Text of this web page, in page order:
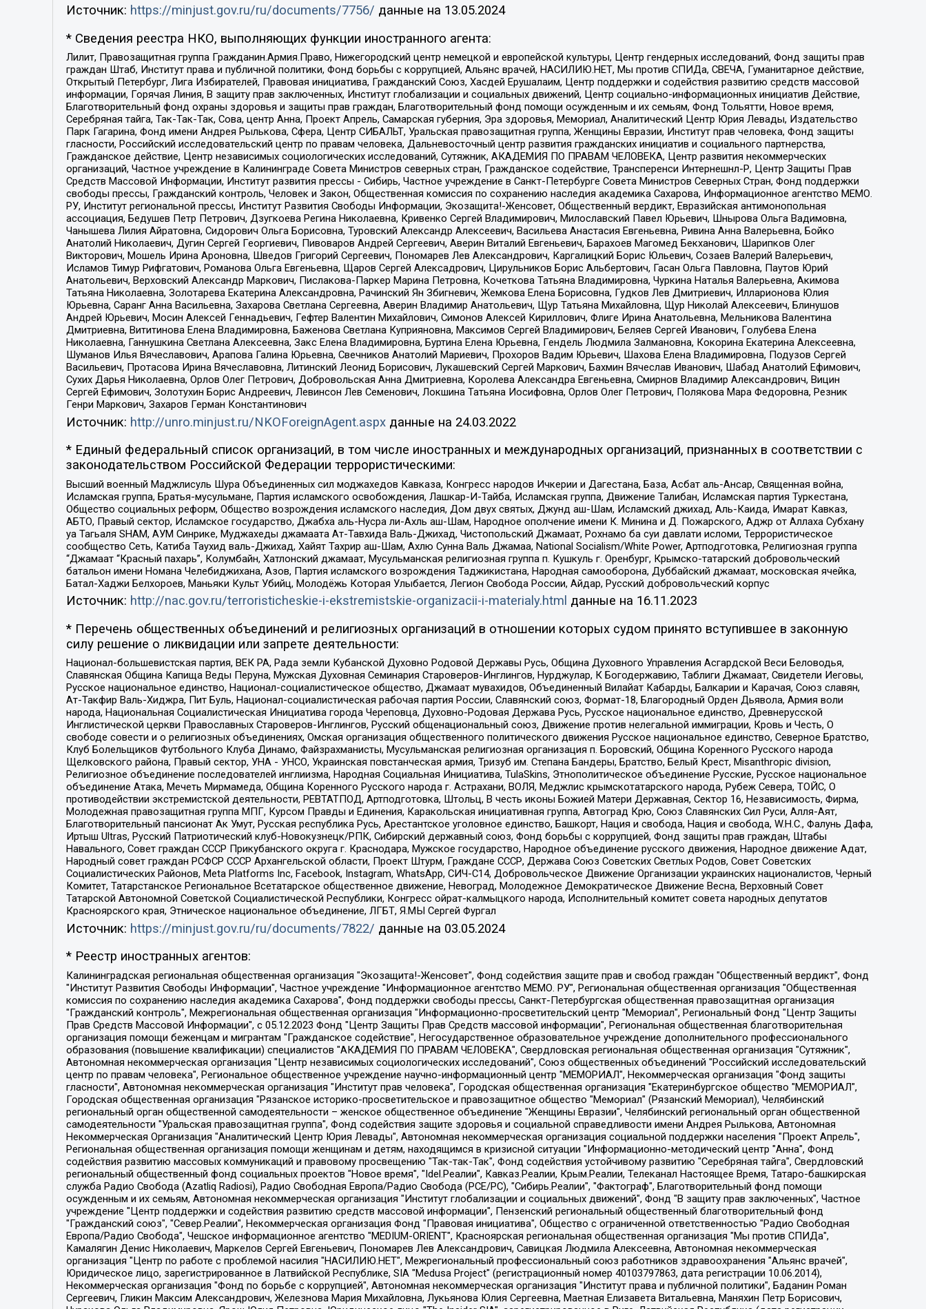
Источник: https://minjust.gov.ru/ru/documents/7756/ данные на 13.05.2024
* Сведения реестра НКО, выполняющих функции иностранного агента:
Лилит, Правозащитная группа Гражданин.Армия.Право, Нижегородский центр немецкой и европейской культуры, Центр гендерных исследований, Фонд защиты прав
граждан Штаб, Институт права и публичной политики, Фонд борьбы с коррупцией, Альянс врачей, НАСИЛИЮ.НЕТ, Мы против СПИДа, СВЕЧА, Гуманитарное действие,
Открытый Петербург, Лига Избирателей, Правовая инициатива, Гражданский Союз, Хасдей Ерушалаим, Центр поддержки и содействия развитию средств массовой
информации, Горячая Линия, В защиту прав заключенных, Институт глобализации и социальных движений, Центр социально-информационных инициатив Действие,
Благотворительный фонд охраны здоровья и защиты прав граждан, Благотворительный фонд помощи осужденным и их семьям, Фонд Тольятти, Новое время,
Серебряная тайга, Так-Так-Так, Сова, центр Анна, Проект Апрель, Самарская губерния, Эра здоровья, Мемориал, Аналитический Центр Юрия Левады, Издательство
Парк Гагарина, Фонд имени Андрея Рылькова, Сфера, Центр СИБАЛЬТ, Уральская правозащитная группа, Женщины Евразии, Институт прав человека, Фонд защиты
гласности, Российский исследовательский центр по правам человека, Дальневосточный центр развития гражданских инициатив и социального партнерства,
Гражданское действие, Центр независимых социологических исследований, Сутяжник, АКАДЕМИЯ ПО ПРАВАМ ЧЕЛОВЕКА, Центр развития некоммерческих
организаций, Частное учреждение в Калининграде Совета Министров северных стран, Гражданское содействие, Трансперенси Интернешнл-Р, Центр Защиты Прав
Средств Массовой Информации, Институт развития прессы - Сибирь, Частное учреждение в Санкт-Петербурге Совета Министров Северных Стран, Фонд поддержки
свободы прессы, Гражданский контроль, Человек и Закон, Общественная комиссия по сохранению наследия академика Сахарова, Информационное агентство МЕМО.
РУ, Институт региональной прессы, Институт Развития Свободы Информации, Экозащита!-Женсовет, Общественный вердикт, Евразийская антимонопольная
ассоциация, Бедушев Петр Петрович, Дзугкоева Регина Николаевна, Кривенко Сергей Владимирович, Милославский Павел Юрьевич, Шнырова Ольга Вадимовна,
Чанышева Лилия Айратовна, Сидорович Ольга Борисовна, Туровский Александр Алексеевич, Васильева Анастасия Евгеньевна, Ривина Анна Валерьевна, Бойко
Анатолий Николаевич, Дугин Сергей Георгиевич, Пивоваров Андрей Сергеевич, Аверин Виталий Евгеньевич, Барахоев Магомед Бекханович, Шарипков Олег
Викторович, Мошель Ирина Ароновна, Шведов Григорий Сергеевич, Пономарев Лев Александрович, Каргалицкий Борис Юльевич, Созаев Валерий Валерьевич,
Исламов Тимур Рифгатович, Романова Ольга Евгеньевна, Щаров Сергей Алексадрович, Цирульников Борис Альбертович, Гасан Ольга Павловна, Паутов Юрий
Анатольевич, Верховский Александр Маркович, Пислакова-Паркер Марина Петровна, Кочеткова Татьяна Владимировна, Чуркина Наталья Валерьевна, Акимова
Татьяна Николаевна, Золотарева Екатерина Александровна, Рачинский Ян Збигневич, Жемкова Елена Борисовна, Гудков Лев Дмитриевич, Илларионова Юлия
Юрьевна, Саранг Анна Васильевна, Захарова Светлана Сергеевна, Аверин Владимир Анатольевич, Щур Татьяна Михайловна, Щур Николай Алексеевич, Блинушов
Андрей Юрьевич, Мосин Алексей Геннадьевич, Гефтер Валентин Михайлович, Симонов Алексей Кириллович, Флиге Ирина Анатольевна, Мельникова Валентина
Дмитриевна, Вититинова Елена Владимировна, Баженова Светлана Куприяновна, Максимов Сергей Владимирович, Беляев Сергей Иванович, Голубева Елена
Николаевна, Ганнушкина Светлана Алексеевна, Закс Елена Владимировна, Буртина Елена Юрьевна, Гендель Людмила Залмановна, Кокорина Екатерина Алексеевна,
Шуманов Илья Вячеславович, Арапова Галина Юрьевна, Свечников Анатолий Мариевич, Прохоров Вадим Юрьевич, Шахова Елена Владимировна, Подузов Сергей
Васильевич, Протасова Ирина Вячеславовна, Литинский Леонид Борисович, Лукашевский Сергей Маркович, Бахмин Вячеслав Иванович, Шабад Анатолий Ефимович,
Сухих Дарья Николаевна, Орлов Олег Петрович, Добровольская Анна Дмитриевна, Королева Александра Евгеньевна, Смирнов Владимир Александрович, Вицин
Сергей Ефимович, Золотухин Борис Андреевич, Левинсон Лев Семенович, Локшина Татьяна Иосифовна, Орлов Олег Петрович, Полякова Мара Федоровна, Резник
Генри Маркович, Захаров Герман Константинович
Источник: http://unro.minjust.ru/NKOForeignAgent.aspxданные на 24.03.2022
* Единый федеральный список организаций, в том числе иностранных и международных организаций, признанных в соответствии с
законодательством Российской Федерации террористическими:
Высший военный Маджлисуль Шура Объединенных сил моджахедов Кавказа, Конгресс народов Ичкерии и Дагестана, База, Асбат аль-Ансар, Священная война,
Исламская группа, Братья-мусульмане, Партия исламского освобождения, Лашкар-И-Тайба, Исламская группа, Движение Талибан, Исламская партия Туркестана,
Общество социальных реформ, Общество возрождения исламского наследия, Дом двух святых, Джунд аш-Шам, Исламский джихад, Аль-Каида, Имарат Кавказ,
АБТО, Правый сектор, Исламское государство, Джабха аль-Нусра ли-Ахль аш-Шам, Народное ополчение имени К. Минина и Д. Пожарского, Аджр от Аллаха Субхану
уа Тагьаля SHAM, АУМ Синрике, Муджахеды джамаата Ат-Тавхида Валь-Джихад, Чистопольский Джамаат, Рохнамо ба суи давлати исломи, Террористическое
сообщество Сеть, Катиба Таухид валь-Джихад, Хайят Тахрир аш-Шам, Ахлю Сунна Валь Джамаа, National Socialism/White Power, Артподготовка, Религиозная группа
“Джамаат “Красный пахарь”, Колумбайн, Хатлонский джамаат, Мусульманская религиозная группа п. Кушкуль г. Оренбург, Крымско-татарский добровольческий
батальон имени Номана Челебиджихана, Азов, Партия исламского возрождения Таджикистана, Народная самооборона, Дуббайский джамаат, московская ячейка,
Батал-Хаджи Белхороев, Маньяки Культ Убийц, Молодёжь Которая Улыбается, Легион Свобода России, Айдар, Русский добровольческий корпус
Источник: http://nac.gov.ru/terroristicheskie-i-ekstremistskie-organizacii-i-materialy.html данные на 16.11.2023
* Перечень общественных объединений и религиозных организаций в отношении которых судом принято вступившее в законную
силу решение о ликвидации или запрете деятельности:
Национал-большевистская партия, ВЕК РА, Рада земли Кубанской Духовно Родовой Державы Русь, Община Духовного Управления Асгардской Веси Беловодья,
Славянская Община Капища Веды Перуна, Мужская Духовная Семинария Староверов-Инглингов, Нурджулар, К Богодержавию, Таблиги Джамаат, Свидетели Иеговы,
Русское национальное единство, Национал-социалистическое общество, Джамаат мувахидов, Объединенный Вилайат Кабарды, Балкарии и Карачая, Союз славян,
Ат-Такфир Валь-Хиджра, Пит Буль, Национал-социалистическая рабочая партия России, Славянский союз, Формат-18, Благородный Орден Дьявола, Армия воли
народа, Национальная Социалистическая Инициатива города Череповца, Духовно-Родовая Держава Русь, Русское национальное единство, Древнерусской
Инглистической церкви Православных Староверов-Инглингов, Русский общенациональный союз, Движение против нелегальной иммиграции, Кровь и Честь, О
свободе совести и о религиозных объединениях, Омская организация общественного политического движения Русское национальное единство, Северное Братство,
Клуб Болельщиков Футбольного Клуба Динамо, Файзрахманисты, Мусульманская религиозная организация п. Боровский, Община Коренного Русского народа
Щелковского района, Правый сектор, УНА - УНСО, Украинская повстанческая армия, Тризуб им. Степана Бандеры, Братство, Белый Крест, Misanthropic division,
Религиозное объединение последователей инглиизма, Народная Социальная Инициатива, TulaSkins, Этнополитическое объединение Русские, Русское национальное
объединение Атака, Мечеть Мирмамеда, Община Коренного Русского народа г. Астрахани, ВОЛЯ, Меджлис крымскотатарского народа, Рубеж Севера, ТОЙС, О
противодействии экстремистской деятельности, РЕВТАТПОД, Артподготовка, Штольц, В честь иконы Божией Матери Державная, Сектор 16, Независимость, Фирма,
Молодежная правозащитная группа МПГ, Курсом Правды и Единения, Каракольская инициативная группа, Автоград Крю, Союз Славянских Сил Руси, Алля-Аят,
Благотворительный пансионат Ак Умут, Русская республика Русь, Арестантское уголовное единство, Башкорт, Нация и свобода, Нация и свобода, W.H.С., Фалунь Дафа,
Иртыш Ultras, Русский Патриотический клуб-Новокузнецк/РПК, Сибирский державный союз, Фонд борьбы с коррупцией, Фонд защиты прав граждан, Штабы
Навального, Совет граждан СССР Прикубанского округа г. Краснодара, Мужское государство, Народное объединение русского движения, Народное движение Адат,
Народный совет граждан РСФСР СССР Архангельской области, Проект Штурм, Граждане СССР, Держава Союз Советских Светлых Родов, Совет Советских
Социалистических Районов, Meta Platforms Inc, Facebook, Instagram, WhatsApp, СИЧ-С14, Добровольческое Движение Организации украинских националистов, Черный
Комитет, Татарстанское Региональное Всетатарское общественное движение, Невоград, Молодежное Демократическое Движение Весна, Верховный Совет
Татарской Автономной Советской Социалистической Республики, Конгресс ойрат-калмыцкого народа, Исполнительный комитет совета народных депутатов
Красноярского края, Этническое национальное объединение, ЛГБТ, Я.МЫ Сергей Фургал
Источник: https://minjust.gov.ru/ru/documents/7822/ данные на 03.05.2024
* Реестр иностранных агентов:
Калининградская региональная общественная организация "Экозащита!-Женсовет", Фонд содействия защите прав и свобод граждан "Общественный вердикт", Фонд "Институт Развития Свободы Информации", Частное учреждение "Информационное агентство МЕМО. РУ", Региональная общественная организация "Общественная комиссия по сохранению наследия академика Сахарова", Фонд поддержки свободы прессы, Санкт-Петербургская общественная правозащитная организация "Гражданский контроль", Межрегиональная общественная организация "Информационно-просветительский центр "Мемориал", Региональный Фонд "Центр Защиты Прав Средств Массовой Информации", с 05.12.2023 Фонд "Центр Защиты Прав Средств массовой информации", Региональная общественная благотворительная организация помощи беженцам и мигрантам "Гражданское содействие", Негосударственное образовательное учреждение дополнительного профессионального образования (повышение квалификации) специалистов "АКАДЕМИЯ ПО ПРАВАМ ЧЕЛОВЕКА", Свердловская региональная общественная организация "Сутяжник", Автономная некоммерческая организация "Центр независимых социологических исследований", Союз общественных объединений "Российский исследовательский центр по правам человека", Региональное общественное учреждение научно-информационный центр "МЕМОРИАЛ", Некоммерческая организация "Фонд защиты гласности", Автономная некоммерческая организация "Институт прав человека", Городская общественная организация "Екатеринбургское общество "МЕМОРИАЛ", Городская общественная организация "Рязанское историко-просветительское и правозащитное общество "Мемориал" (Рязанский Мемориал), Челябинский региональный орган общественной самодеятельности – женское общественное объединение "Женщины Евразии", Челябинский региональный орган общественной самодеятельности "Уральская правозащитная группа", Фонд содействия защите здоровья и социальной справедливости имени Андрея Рылькова, Автономная Некоммерческая Организация "Аналитический Центр Юрия Левады", Автономная некоммерческая организация социальной поддержки населения "Проект Апрель", Региональная общественная организация помощи женщинам и детям, находящимся в кризисной ситуации "Информационно-методический центр "Анна", Фонд содействия развитию массовых коммуникаций и правовому просвещению "Так-так-Так", Фонд содействия устойчивому развитию "Серебряная тайга", Свердловский региональный общественный фонд социальных проектов "Новое время", "Idel.Реалии", Кавказ.Реалии, Крым.Реалии, Телеканал Настоящее Время, Татаро-башкирская служба Радио Свобода (Azatliq Radiosi), Радио Свободная Европа/Радио Свобода (PCE/PC), "Сибирь.Реалии", "Фактограф", Благотворительный фонд помощи осужденным и их семьям, Автономная некоммерческая организация "Институт глобализации и социальных движений", Фонд "В защиту прав заключенных", Частное учреждение "Центр поддержки и содействия развитию средств массовой информации", Пензенский региональный общественный благотворительный фонд "Гражданский союз", "Север.Реалии", Некоммерческая организация Фонд "Правовая инициатива", Общество с ограниченной ответственностью "Радио Свободная Европа/Радио Свобода", Чешское информационное агентство "MEDIUM-ORIENT", Красноярская региональная общественная организация "Мы против СПИДа", Камалягин Денис Николаевич, Маркелов Сергей Евгеньевич, Пономарев Лев Александрович, Савицкая Людмила Алексеевна, Автономная некоммерческая организация "Центр по работе с проблемой насилия "НАСИЛИЮ.НЕТ", Межрегиональный профессиональный союз работников здравоохранения "Альянс врачей", Юридическое лицо, зарегистрированное в Латвийской Республике, SIA "Medusa Project" (регистрационный номер 40103797863, дата регистрации 10.06.2014), Некоммерческая организация "Фонд по борьбе с коррупцией", Автономная некоммерческая организация "Институт права и публичной политики", Баданин Роман Сергеевич, Гликин Максим Александрович, Железнова Мария Михайловна, Лукьянова Юлия Сергеевна, Маетная Елизавета Витальевна, Маняхин Петр Борисович, Чуракова Ольга Владимировна, Ярош Юлия Петровна, Юридическое лицо "The Insider SIA", зарегистрированное в Риге, Латвийская Республика (дата регистрации 26.06.2015), являющееся администратором доменного имени интернет-издания "The Insider SIA", https://theins.ru, Постернак Алексей Евгеньевич, Рубин Михаил Аркадьевич, Анин Роман Александрович, Юридическое лицо Istories fonds, зарегистрированное в Латвийской Республике (регистрационный номер 50008295751, дата регистрации 24.02.2020), Великовский Дмитрий Александрович, Долинина Ирина Николаевна, Мароховская Алеся Алексеевна, Шлейнов Роман Юрьевич, Шмагун Олеся Валентиновна, Общество с ограниченной ответственностью "Альтаир 2021", Общество с ограниченной ответственностью "Вега 2021", Общество с ограниченной ответственностью "Главный редактор 2021", Общество с ограниченной ответственностью "Ромашки монолит", Важенков Артем Валерьевич, Ивановская областная общественная организация "Центр гендерных исследований", Гурман Юрий Альбертович, Медиапроект "ОВД-Инфо", Егоров Владимир Владимирович, Жилинский Владимир Александрович, Общество с ограниченной ответственностью "ЗП", Иванова София Юрьевна, Карезина Инна Павловна, Кильтау Екатерина Викторовна, Петров Алексей Викторович, Пискунов Сергей Евгеньевич, Смирнов Сергей Сергеевич, Тихонов Михаил Сергеевич, Общество с ограниченной ответственностью "ЖУРНАЛИСТ-ИНОСТРАННЫЙ АГЕНТ", Арапова Галина Юрьевна, Вольтская Татьяна Анатольевна, Американская компания "Mason G.E.S. Anonymous Foundation" (США), являющаяся владельцем интернет-издания https://mnews.world/, Компания "Stichting Bellingcat", зарегистрированная в Нидерландах (дата регистрации 11.07.2018), Захаров Андрей Вячеславович, Клепиковская Екатерина Дмитриевна, Общество с ограниченной ответственностью "МЕМО", Перл Роман Александрович, Симонов Евгений Алексеевич, Соловьева Елена Анатольевна, Сотников Даниил Владимирович, Сурначева Елизавета Дмитриевна, Автономная некоммерческая организация по защите прав человека и информированию населения "Якутия – Наше Мнение", Общество с ограниченной ответственностью "Москоу диджитал медиа", с 26.01.2023 Общество с ограниченной ответственностью "Чайка Белые сады", Ветошкина Валерия Валерьевна, Заговора Максим Александрович, Межрегиональное общественное движение "Российская ЛГБТ - сеть", Оленичев Максим Владимирович, Павлов Иван Юрьевич, Скворцова Елена Сергеевна, Общество с ограниченной ответственностью "Как бы инагент", Кочетков Игорь Викторович, Общество с ограниченной ответственностью "Честные выборы", Еланчик Олег Александрович, Общество с ограниченной ответственностью "Нобелевский призыв", Гималова Регина Эмилевна, Григорьев Андрей Валерьевич, Григорьева Алина Александровна, Ассоциация по содействию защите прав призывников, альтернативнослужащих и военнослужащих "Правозащитная группа "Гражданин.Армия.Право", Хисамова Регина Фаритовна, Автономная некоммерческая организация по реализации социально-правовых программ "Лилит", Дальневосточное общественное движение "Маяк", Санкт-Петербургская ЛГБТ-инициативная группа "Выход", Инициативная группа ЛГБТ+ "Реверс", Алексеев Андрей Викторович, Бекбулатова Таисия Львовна, Беляев Иван Михайлович, Владыкина Елена Сергеевна, Гельман Марат Александрович, Никульшина Вероника Юрьевна, Толоконникова Надежда Андреевна, Шендерович Виктор Анатольевич, Общество с ограниченной ответственностью "Данное сообщение", Общество с ограниченной ответственностью Издательский дом "Новая глава", Айнбиндер Александра Александровна, Московский комьюнити-центр для ЛГБТ+инициатив, Благотворительный фонд развития филантропии, Deutsche Welle (Германия, Kurt-Schumacher-Strasse 3, 53113 Bonn), Борзунова Мария Михайловна, Воробьев Виктор Викторович, Голубева Анна Львовна, Константинова Алла Михайловна, Малкова Ирина Владимировна, Мурадов Мурад Абдулгалимович, Осетинская Елизавета Николаевна, Понасенков Евгений Николаевич, Ганапольский Матвей Юрьевич, Киселев Евгений Алексеевич, Борухович Ирина Григорьевна, Дремин Иван Тимофеевич, Дубровский Дмитрий Викторович, Красноярская региональная общественная организация поддержки и развития альтернативных образовательных технологий и межкультурных коммуникаций "ИНТЕРРА", Маяковская Екатерина Алексеевна, Фейгин Марк Захарович, Филимонов Андрей Викторович, Дзугкоева Регина Николаевна, Доброхотов Роман Александрович, Дудь Юрий Александрович, Елкин Сергей Владимирович, Кругликов Кирилл Игоревич, Сабунаева Мария Леонидовна, Семенов Алексей Владимирович, Шаинян Карен Багратович, Шульман Екатерина Михайловна, Асафьев Артур Валерьевич, Вахштайн Виктор Семенович, Венедиктов Алексей Алексеевич, Лушникова Екатерина Евгеньевна, Волков Леонид Михайлович, Невзоров Александр Глебович, Пархоменко Сергей Борисович, Сироткин Ярослав Николаевич, Кара-Мурза Владимир Владимирович, Баранова Наталья Владимировна, Гозман Леонид Яковлевич, Кагарлицкий Борис Юльевич, Климарев Михаил Валерьевич, Милов Владимир Станиславович, Автономная некоммерческая организация Краснодарский центр современного искусства "Типография", Моргенштерн Алишер Тагирович, Соболь Любовь Эдуардовна, Общество с ограниченной ответственностью "ЛИЗА НОРМ", Каспаров Гарри Кимович, Ходорковский Михаил Борисович, Общество с ограниченной ответственностью "Апрельские тезисы", Данилович Ирина Брониславовна, Кашин Олег Владимирович, Петров Николай Владимирович, Пивоваров Алексей Владимирович, Соколов Михаил Владимирович, Цветкова Юлия Владимировна, Чичваркин Евгений Александрович, Комитет против пыток/Команда против пыток, Общество с ограниченной ответственностью "Первый научный", Общество с ограниченной ответственностью "Вертолет и ко", Белоцерковская Вероника Борисовна, Кац Максим Евгеньевич, Лазарева Татьяна Юрьевна, Шаведдинов Руслан Табризович, Яшин Илья Валерьевич, Общество с ограниченной ответственностью "Иноагент ААВ", Алешковский Дмитрий Петрович, Альбац Евгения Марковна, Быков Дмитрий Львович, Галямина Юлия Евгеньевна, Лойко Сергей Леонидович, Мартынов Кирилл Константинович, Медведев Сергей Александрович, Крашенинников Федор Геннадиевич, Гордеева Катерина Вл